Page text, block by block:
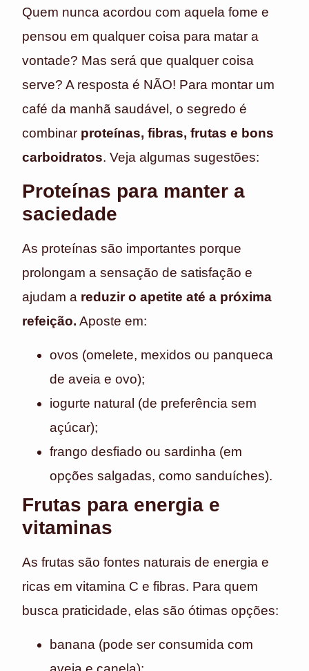
Quem nunca acordou com aquela fome e
pensou em qualquer coisa para matar a
vontade? Mas será que qualquer coisa
serve? A resposta é NÃO! Para montar um
café da manhã saudável, o segredo é
combinar proteínas, fibras, frutas e bons
carboidratos. Veja algumas sugestões:
Proteínas para manter a
saciedade
As proteínas são importantes porque
prolongam a sensação de satisfação e
ajudam a reduzir o apetite até a próxima
refeição. Aposte em:
ovos (omelete, mexidos ou panqueca
de aveia e ovo);
iogurte natural (de preferência sem
açúcar);
frango desfiado ou sardinha (em
opções salgadas, como sanduíches).
Frutas para energia e
vitaminas
As frutas são fontes naturais de energia e
ricas em vitamina C e fibras. Para quem
busca praticidade, elas são ótimas opções:
banana (pode ser consumida com